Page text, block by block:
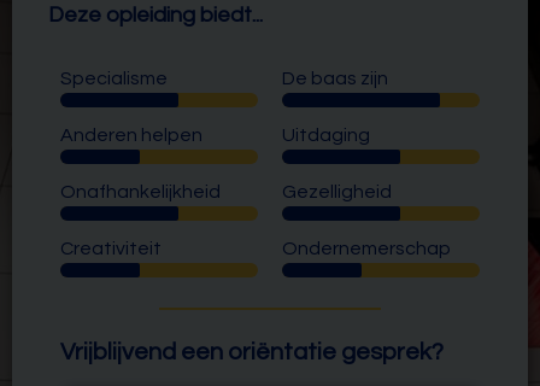
Deze opleiding biedt...
Specialisme De baas zijn
Anderen helpen Uitdaging
Onafhankelijkheid Gezelligheid
Creativiteit Ondernemerschap
Vrijblijvend een oriëntatie gesprek?